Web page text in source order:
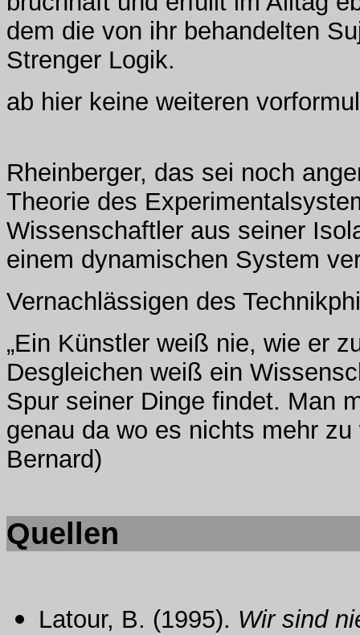
dem die von ihr behandelten
Strenger Logik.
ab hier keine weiteren
Rheinberger, das sei noch
Theorie des
Wissenschaftler aus seiner
einem dynamischen System
Vernachlässigen des
„Ein Künstler weiß nie, wie er
Desgleichen weiß ein
Spur seiner Dinge findet. Man
genau da wo es nichts mehr zu
Bernard)
Quellen
Latour, B. (1995). Wir sind